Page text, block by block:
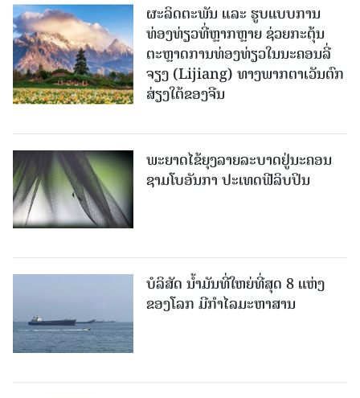
ຜະລິດຕະພັນ ແລະ ຮູບແບບການ
ທ່ອງທ່ຽວທີ່ຫຼາກຫຼາຍ ຊ່ວຍກະຕຸ້ນ
ຕະຫຼາດການທ່ອງທ່ຽວໃນນະຄອນລີ່
ຈຽງ (Lijiang) ທາງພາກຕາເວັນຕົກ
ສ່ຽງໃຕ້ຂອງຈີນ
ພະຍາດໄຂ້ຍຸງລາຍລະບາດຢູ່ນະຄອນ
ຊາມໂບ​ອັນກາ ປະເທດຟີລິບປິນ
ບໍລິສັດ ນ້ຳມັນທີ່ໃຫຍ່ທີ່ສຸດ 8 ແຫ່ງ
ຂອງໂລກ ມີກຳໄລມະຫາສານ